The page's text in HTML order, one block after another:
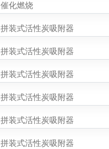
催化燃烧
拼装式活性炭吸附器
拼装式活性炭吸附器
拼装式活性炭吸附器
拼装式活性炭吸附器
拼装式活性炭吸附器
拼装式活性炭吸附器